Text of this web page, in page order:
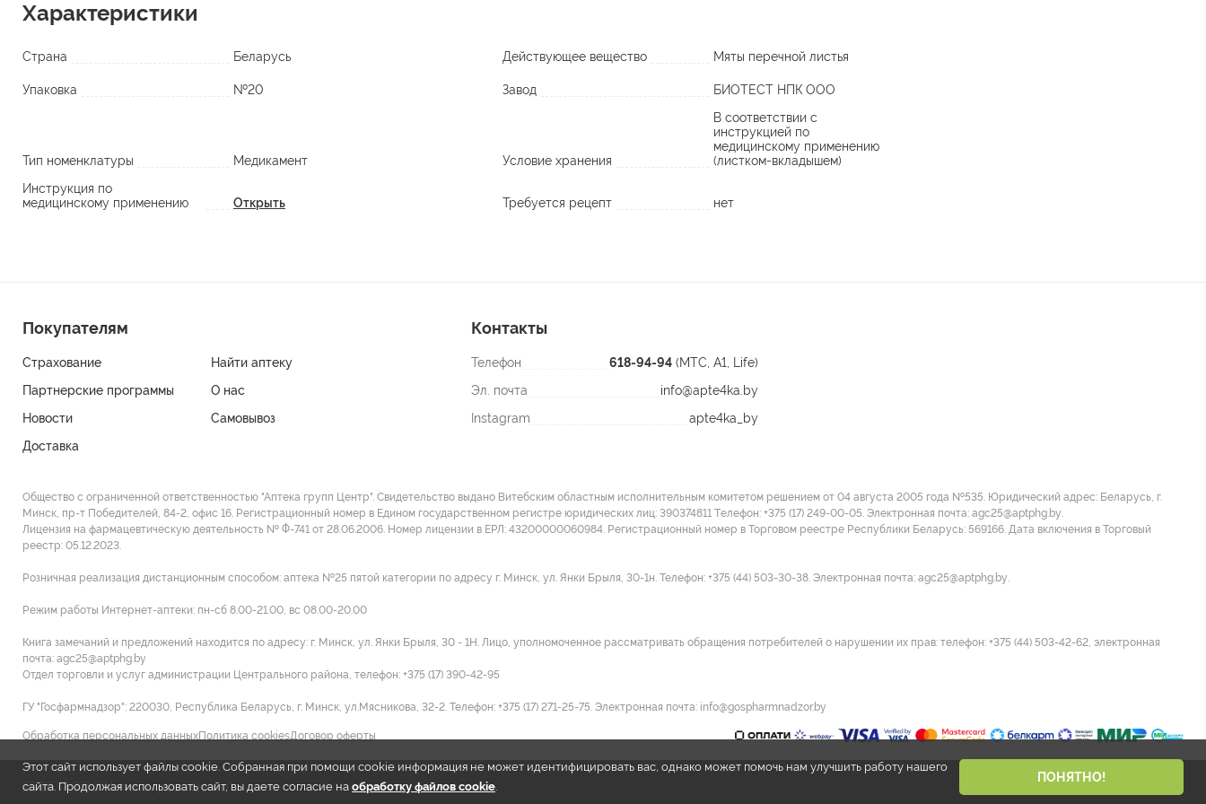
Характеристики
Страна Беларусь Действующее вещество Мяты перечной листья
Упаковка №20 Завод БИОТЕСТ НПК ООО
Тип номенклатуры Медикамент Условие хранения
В соответствии с
инструкцией по
медицинскому применению
(листком-вкладышем)
Инструкция по
медицинскому применению
Открыть Требуется рецепт нет
Покупателям
Страхование
Найти аптеку
Партнерские программы
О нас
Новости
Самовывоз
Доставка
Контакты
Телефон 618-94-94 (МТС, A1, Life)
Эл. почта
info@apte4ka.by
Instagram
apte4ka_by
Общество с ограниченной ответственностью "Аптека групп Центр". Свидетельство выдано Витебским областным исполнительным комитетом решением от 04 августа 2005 года №535. Юридический адрес: Беларусь, г.
Минск, пр-т Победителей, 84-2, офис 16. Регистрационный номер в Едином государственном регистре юридических лиц: 390374811 Tелефон: +375 (17) 249-00-05. Электронная почта: agc25@aptphg.by.
Лицензия на фармацевтическую деятельность № Ф-741 от 28.06.2006. Номер лицензии в ЕРЛ: 43200000060984. Регистрационный номер в Торговом реестре Республики Беларусь: 569166. Дата включения в Торговый
реестр: 05.12.2023.
Розничная реализация дистанционным способом: аптека №25 пятой категории по адресу г. Минск, ул. Янки Брыля, 30-1н. Телефон: +375 (44) 503-30-38. Электронная почта: agc25@aptphg.by.
Режим работы Интернет-аптеки: пн-сб 8.00-21.00, вс 08.00-20.00
Книга замечаний и предложений находится по адресу: г. Минск, ул. Янки Брыля, 30 - 1Н. Лицо, уполномоченное рассматривать обращения потребителей о нарушении их прав: телефон: +375 (44) 503-42-62, электронная
почта: agc25@aptphg.by
Отдел торговли и услуг администрации Центрального района, телефон: +375 (17) 390-42-95
ГУ "Госфармнадзор": 220030, Республика Беларусь, г. Минск, ул.Мясникова, 32-2. Телефон: +375 (17) 271-25-75. Электронная почта: info@gospharmnadzor.by
Обработка персональных данныхПолитика cookiesДоговор оферты
2026 © ООО "Аптека групп Центр"
Этот сайт использует файлы cookie. Собранная при помощи cookie информация не может идентифицировать вас, однако может помочь нам улучшить работу нашего
сайта. Продолжая использовать сайт, вы даете согласие на обработку файлов cookie.
ПОНЯТНО!